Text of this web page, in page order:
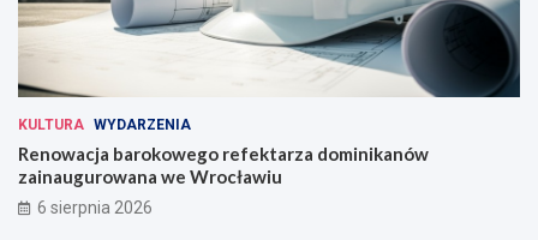
KULTURA WYDARZENIA
Renowacja barokowego refektarza dominikanów
zainaugurowana we Wrocławiu
6 sierpnia 2026